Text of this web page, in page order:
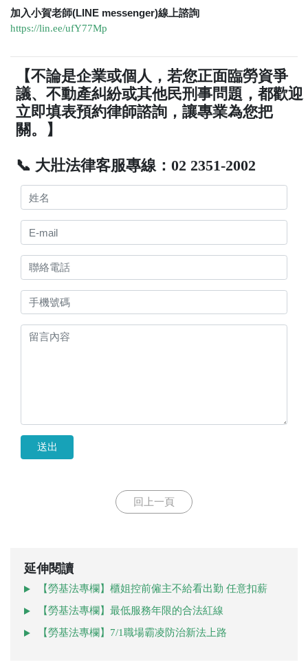
加入小賀老師(LINE messenger)線上諮詢
https://lin.ee/ufY77Mp
【不論是企業或個人，若您正面臨勞資爭
議、不動產糾紛或其他民刑事問題，都歡迎
立即填表預約律師諮詢，讓專業為您把
關。】
📞 大壯法律客服專線：02 2351-2002
送出
回上一頁
延伸閱讀
【勞基法專欄】櫃姐控前僱主不給看出勤 任意扣薪
【勞基法專欄】最低服務年限的合法紅線
【勞基法專欄】7/1職場霸凌防治新法上路